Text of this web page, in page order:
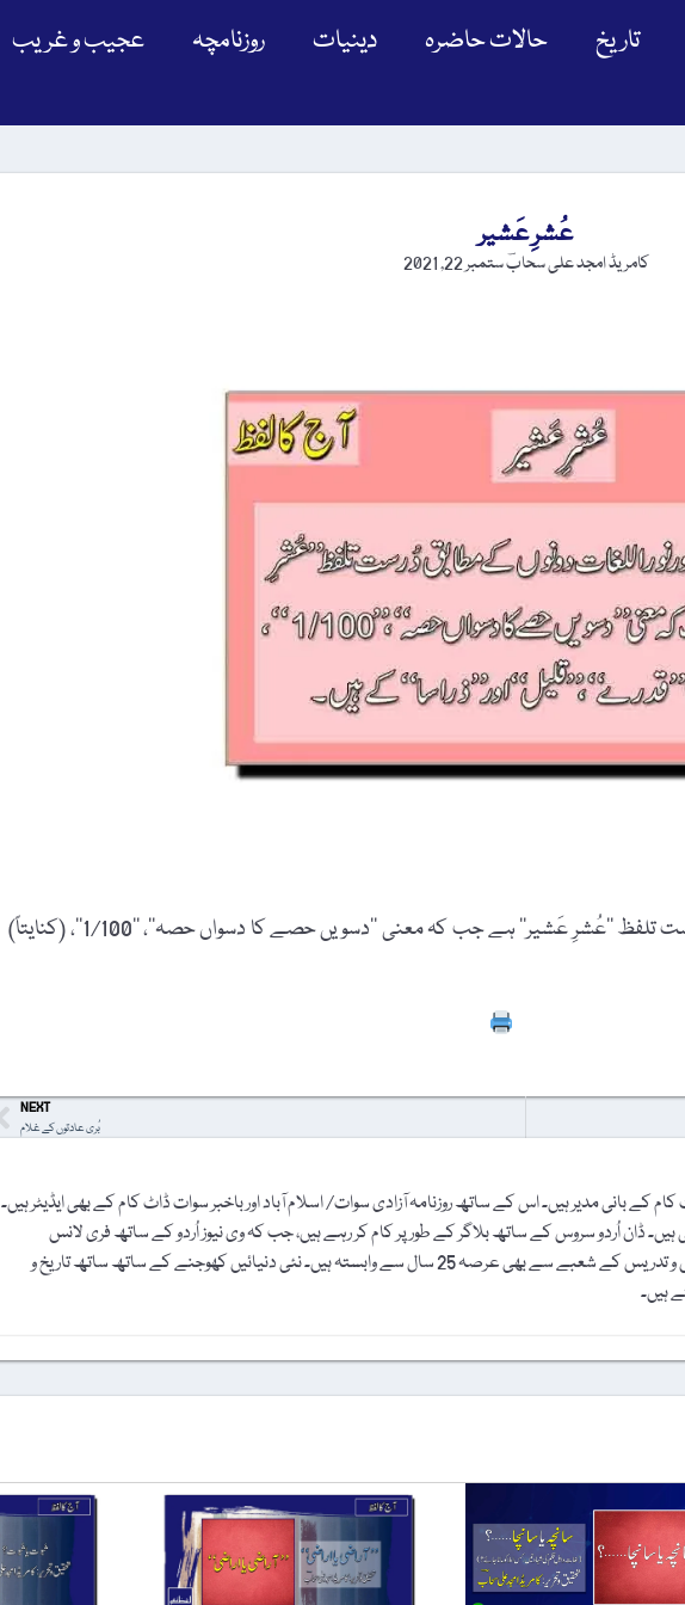
تاریخ حالات حاضرہ دینیات روزنامچہ عجیب و غریب
عُشرِ عَشیر
کامریڈ امجد علی سحابؔستمبر 22, 2021
فرہنگِ آصفیہ اور نوراللغات دونوں کے مطابق دُرست تلفظ ’’عُشرِ عَشیر‘‘ ہے جب کہ معنی ’’دسویں حصے کا دسواں حصہ‘‘، ’’1/100‘‘، (کنایتاً)
NEXT
بُری عادتوں کے غلام
کے بانی مدیر ہیں۔ اس کے ساتھ روزنامہ آزادی سوات/ اسلام آباد اور باخبر سوات ڈاٹ کام کے بھی ایڈیٹر ہیں۔
ڈان اُردو سروس کے ساتھ بلاگر کے طور پر کام کر رہے ہیں، جب کہ وی نیوز اُردو کے ساتھ فری لانس
جرنلسٹ کے طور پر وابستہ ہیں۔ درس و تدریس کے شعبے سے بھی عرصہ 25 سال سے وابستہ ہیں۔ نئی دنیائیں کھوجنے کے ساتھ ساتھ تاریخ و
ہیں۔